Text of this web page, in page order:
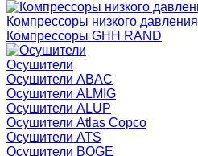
Компрессоры низкого давления
Компрессоры GHH RAND
Осушители
Осушители ABAC
Осушители ALMIG
Осушители ALUP
Осушители Atlas Copco
Осушители ATS
Осушители BOGE